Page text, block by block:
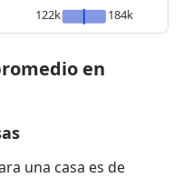
122k
184k
en
una casa es de